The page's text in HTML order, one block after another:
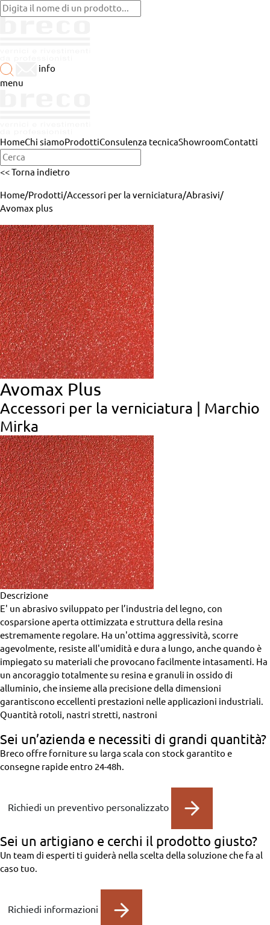
info
menu
HomeChi siamoProdottiConsulenza tecnicaShowroomContatti
<< Torna indietro
Home/Prodotti/Accessori per la verniciatura/Abrasivi/
Avomax plus
Avomax Plus
Accessori per la verniciatura | Marchio
Mirka
Descrizione
E' un abrasivo sviluppato per l’industria del legno, con
cosparsione aperta ottimizzata e struttura della resina
estremamente regolare. Ha un'ottima aggressività, scorre
agevolmente, resiste all'umidità e dura a lungo, anche quando è
impiegato su materiali che provocano facilmente intasamenti. Ha
un ancoraggio totalmente su resina e granuli in ossido di
alluminio, che insieme alla precisione della dimensioni
garantiscono eccellenti prestazioni nelle applicazioni industriali.
Quantità rotoli, nastri stretti, nastroni
Sei un’azienda e necessiti di grandi quantità?
Breco offre forniture su larga scala con stock garantito e
consegne rapide entro 24-48h.
Richiedi un preventivo personalizzato
Sei un artigiano e cerchi il prodotto giusto?
Un team di esperti ti guiderà nella scelta della soluzione che fa al
caso tuo.
Richiedi informazioni